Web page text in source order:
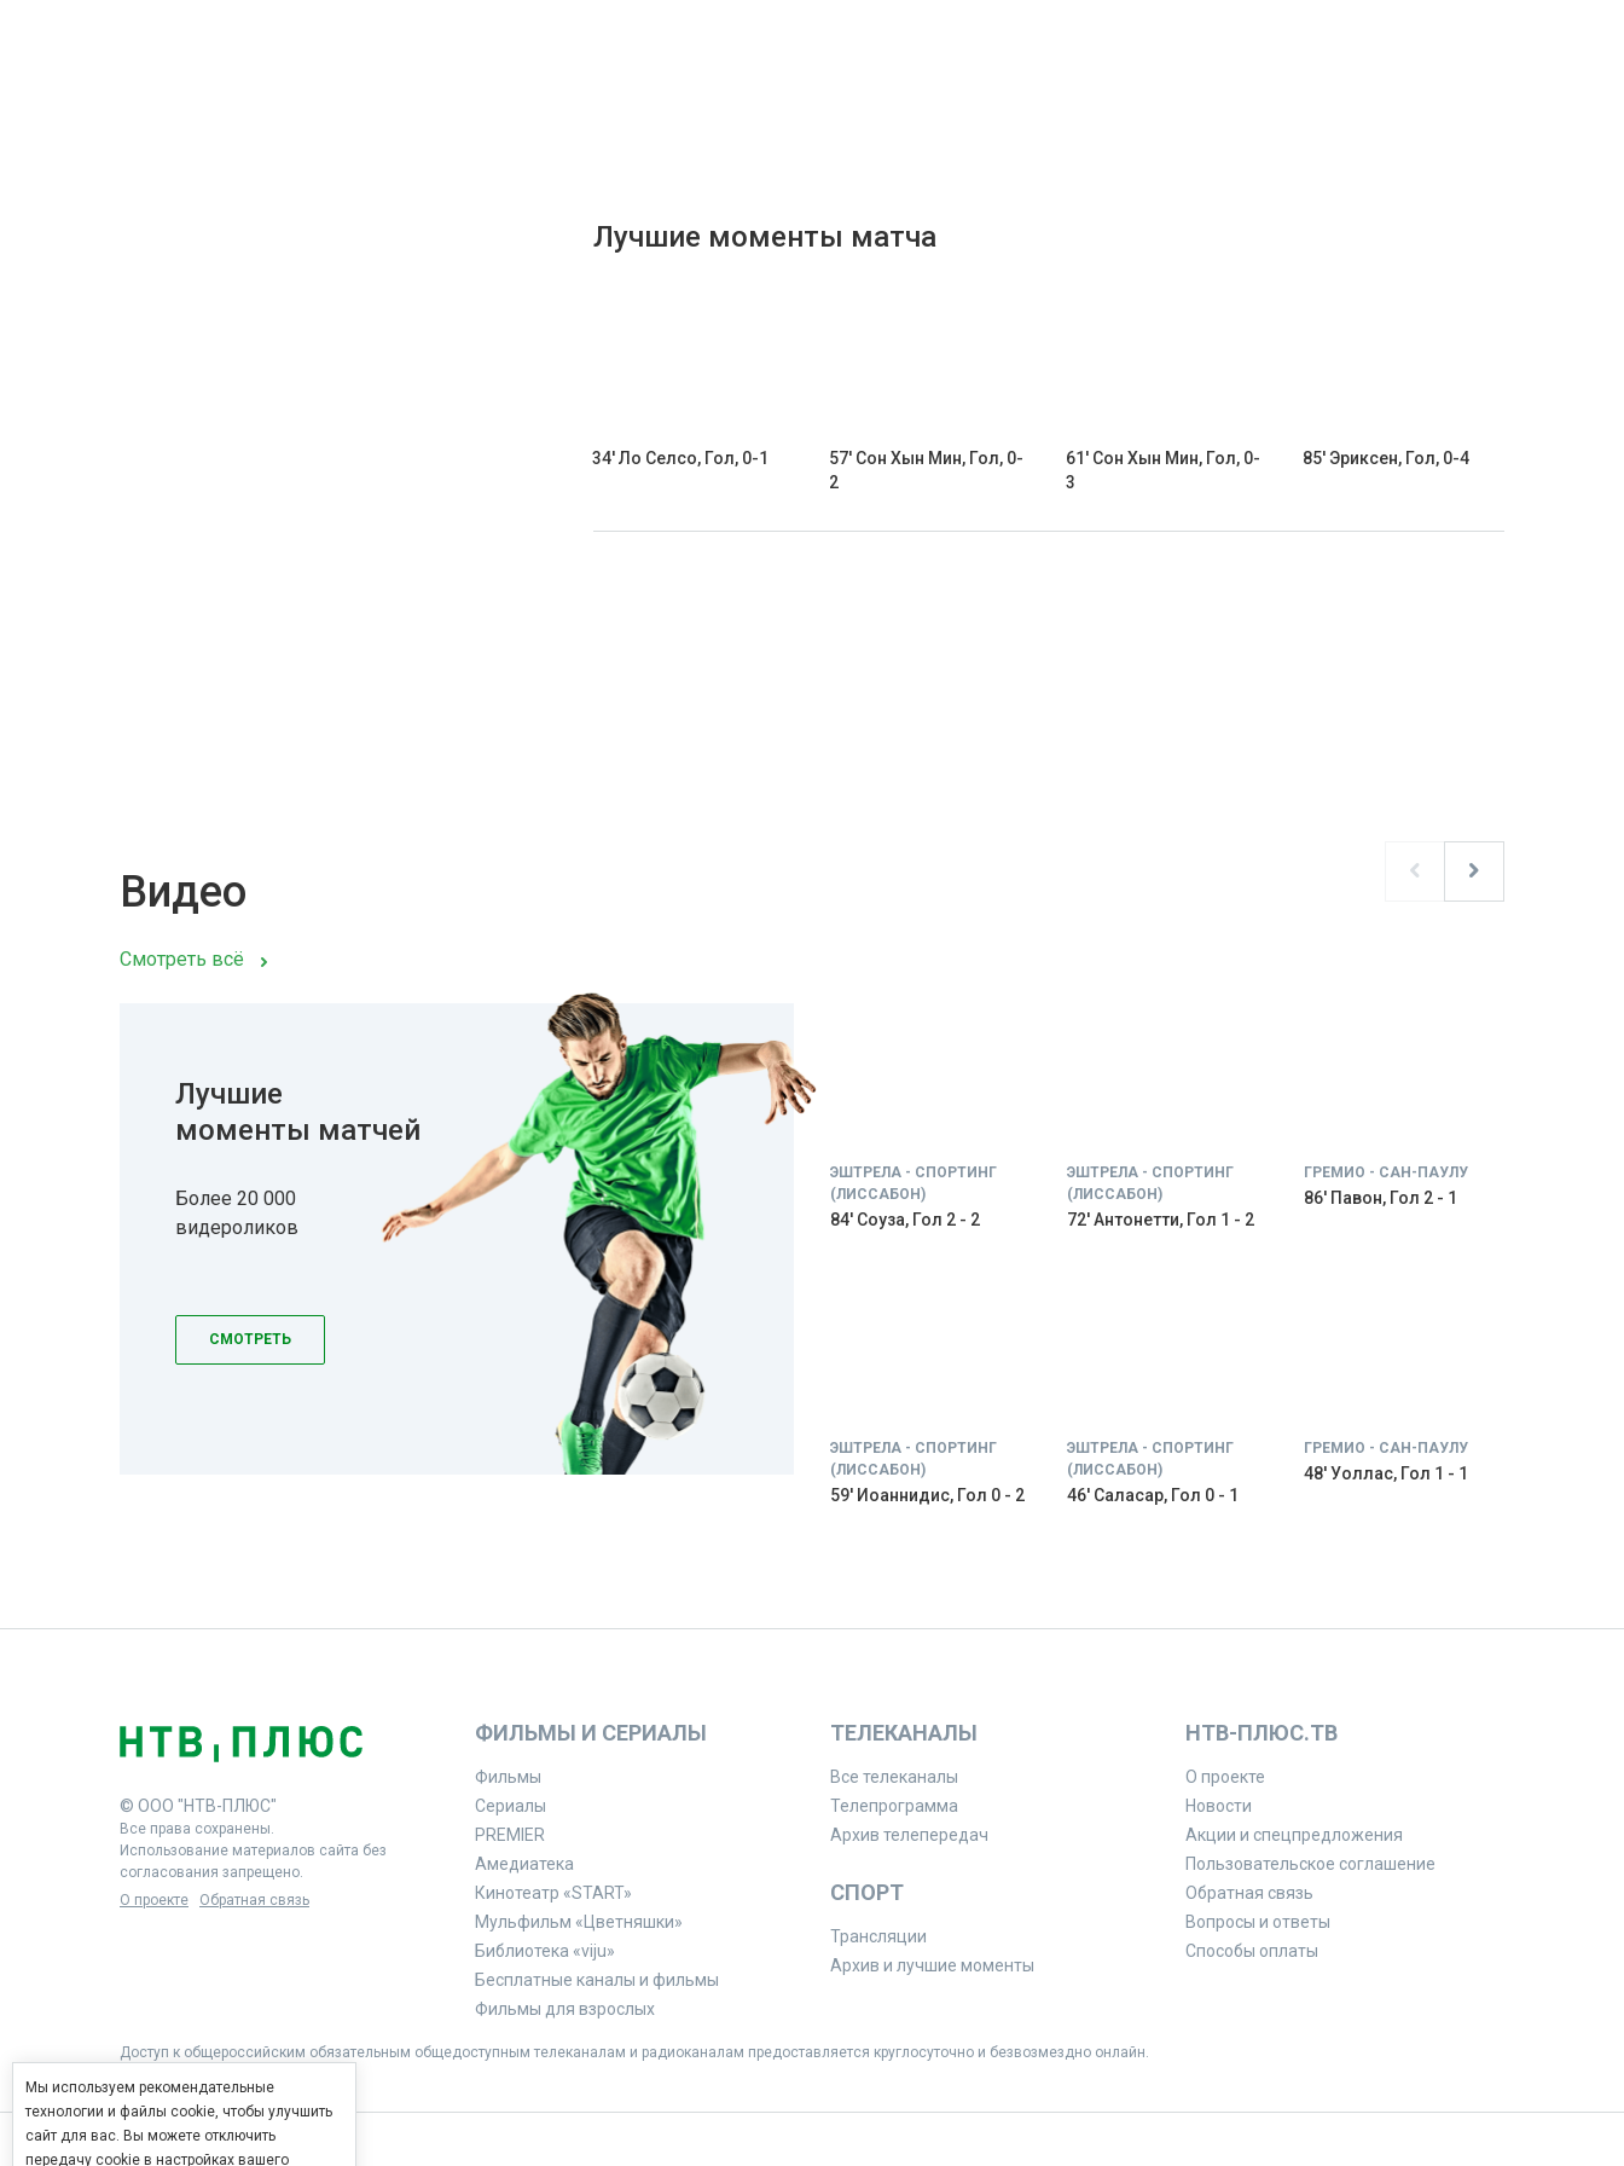
Лучшие моменты матча
34' Ло Селсо, Гол, 0-1
57' Сон Хын Мин, Гол, 0-
2
61' Сон Хын Мин, Гол, 0-
3
85' Эриксен, Гол, 0-4
Видео
Смотреть всё
Лучшие
моменты матчей
Более 20 000
видероликов
СМОТРЕТЬ
ЭШТРЕЛА - СПОРТИНГ
(ЛИССАБОН)
84' Соуза, Гол 2 - 2
ЭШТРЕЛА - СПОРТИНГ
(ЛИССАБОН)
72' Антонетти, Гол 1 - 2
ГРЕМИО - САН-ПАУЛУ
86' Павон, Гол 2 - 1
ЭШТРЕЛА - СПОРТИНГ
(ЛИССАБОН)
59' Иоаннидис, Гол 0 - 2
ЭШТРЕЛА - СПОРТИНГ
(ЛИССАБОН)
46' Саласар, Гол 0 - 1
ГРЕМИО - САН-ПАУЛУ
48' Уоллас, Гол 1 - 1
© ООО "НТВ-ПЛЮС"
Все права сохранены.
Использование материалов сайта без
согласования запрещено.
О проекте
Обратная связь
ФИЛЬМЫ И СЕРИАЛЫ
Фильмы
Сериалы
PREMIER
Амедиатека
Кинотеатр «START»
Мульфильм «Цветняшки»
Библиотека «viju»
Бесплатные каналы и фильмы
Фильмы для взрослых
ТЕЛЕКАНАЛЫ
Все телеканалы
Телепрограмма
Архив телепередач
СПОРТ
Трансляции
Архив и лучшие моменты
НТВ-ПЛЮС.ТВ
О проекте
Новости
Акции и спецпредложения
Пользовательское соглашение
Обратная связь
Вопросы и ответы
Способы оплаты
Доступ к общероссийским обязательным общедоступным телеканалам и радиоканалам предоставляется круглосуточно и безвозмездно онлайн.
Мы используем рекомендательные
технологии и файлы cookie, чтобы улучшить
сайт для вас. Вы можете отключить
передачу cookie в настройках вашего